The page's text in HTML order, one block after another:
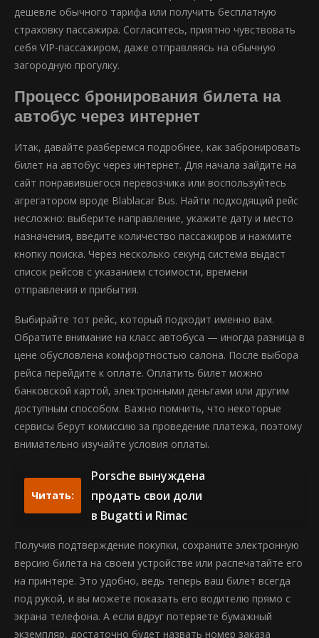
дешевле обычного тарифа или получить бесплатную
страховку пассажира. Согласитесь, приятно чувствовать
себя VIP-пассажиром, даже отправляясь на обычную
загородную прогулку.
Процесс бронирования билета на
автобус через интернет
Итак, давайте разберемся подробнее, как забронировать
билет на автобус через интернет. Для начала зайдите на
сайт понравившегося перевозчика или воспользуйтесь
агрегатором вроде Blablacar Bus. Найти подходящий рейс
несложно: выберите направление, укажите дату и место
назначения, введите количество пассажиров и нажмите
кнопку поиска. Через несколько секунд система выдаст
список рейсов с указанием стоимости, времени
отправления и прибытия.
Выбирайте тот рейс, который подходит именно вам.
Обратите внимание на класс автобуса — иногда разница в
цене обусловлена комфортностью салона. После выбора
рейса перейдите к оплате. Оплатить билет можно
банковской картой, электронными деньгами или другим
доступным способом. Важно помнить, что некоторые
сервисы берут комиссию за проведение платежа, поэтому
внимательно изучайте условия оплаты.
Читать:
Porsche вынуждена
продать свои доли
в Bugatti и Rimac
Получив подтверждение покупки, сохраните электронную
версию билета на своем устройстве или распечатайте его
на принтере. Это удобно, ведь теперь ваш билет всегда
под рукой, и вы можете показать его водителю прямо с
экрана телефона. А если вдруг потеряете бумажный
экземпляр, достаточно будет назвать номер заказа